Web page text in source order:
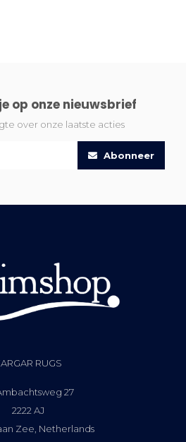
op onze nieuwsbrief
over onze laatste acties
Abonneer
RUGS
27
2222 AJ
Zee, Netherlands